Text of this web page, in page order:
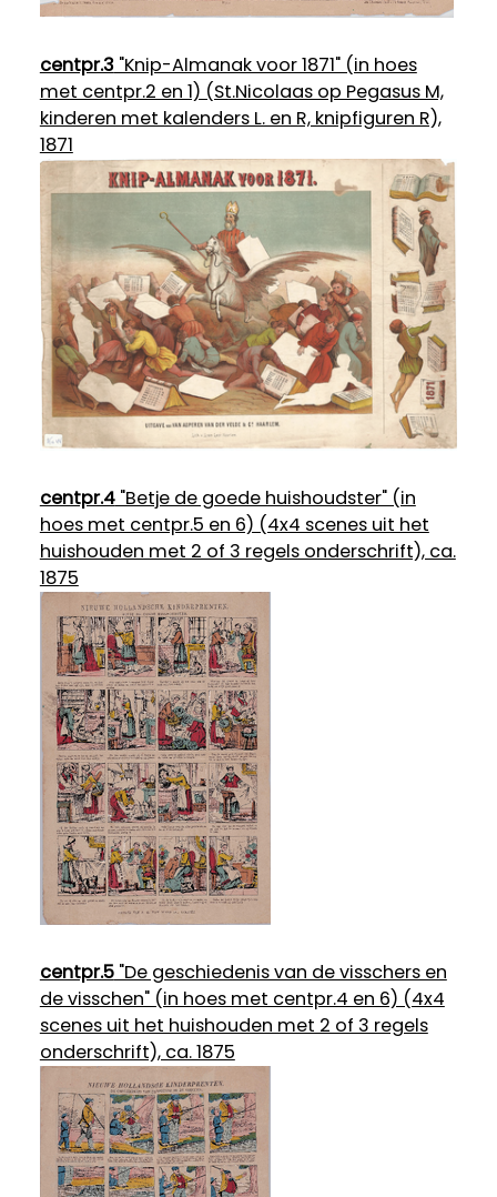
centpr.3"Knip-Almanak voor 1871" (in hoes
met centpr.2 en 1) (St.Nicolaas op Pegasus M,
kinderen met kalenders L. en R, knipfiguren R),
1871
centpr.4"Betje de goede huishoudster" (in
hoes met centpr.5 en 6) (4x4 scenes uit het
huishouden met 2 of 3 regels onderschrift), ca.
1875
centpr.5"De geschiedenis van de visschers en
de visschen" (in hoes met centpr.4 en 6) (4x4
scenes uit het huishouden met 2 of 3 regels
onderschrift), ca. 1875